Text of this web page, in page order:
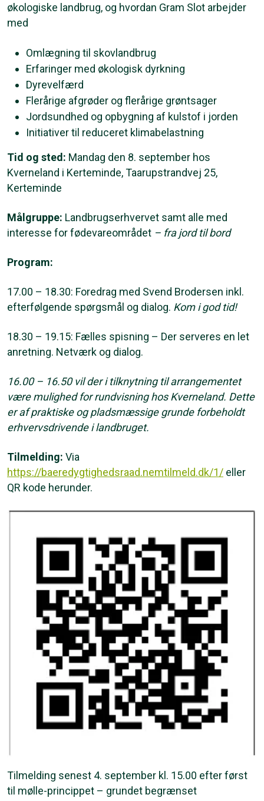
økologiske landbrug, og hvordan Gram Slot arbejder
med
Omlægning til skovlandbrug
Erfaringer med økologisk dyrkning
Dyrevelfærd
Flerårige afgrøder og flerårige grøntsager
Jordsundhed og opbygning af kulstof i jorden
Initiativer til reduceret klimabelastning
Tid og sted: Mandag den 8. september hos
Kverneland i Kerteminde, Taarupstrandvej 25,
Kerteminde
Målgruppe: Landbrugserhvervet samt alle med
interesse for fødevareområdet – fra jord til bord
Program:
17.00 – 18.30: Foredrag med Svend Brodersen inkl.
efterfølgende spørgsmål og dialog. Kom i god tid!
18.30 – 19.15: Fælles spisning – Der serveres en let
anretning. Netværk og dialog.
16.00 – 16.50 vil der i tilknytning til arrangementet
være mulighed for rundvisning hos Kverneland. Dette
er af praktiske og pladsmæssige grunde forbeholdt
erhvervsdrivende i landbruget.
Tilmelding: Via
https://baeredygtighedsraad.nemtilmeld.dk/1/ eller
QR kode herunder.
Tilmelding senest 4. september kl. 15.00 efter først
til mølle-princippet – grundet begrænset